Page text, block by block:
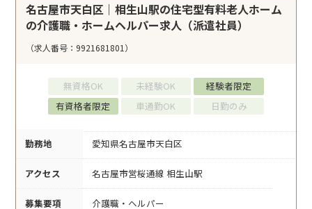
名古屋市天白区｜相生山駅の住宅型有料老人ホーム
の介護職・ホームヘルパー求人（派遣社員）
（求人番号：9921681801）
無資格OK 未経験OK
経験者限定
有資格者限定
車通勤OK 日勤のみ
勤務地 愛知県名古屋市天白区
アクセス 名古屋市営桜通線 相生山駅
募集要項 介護職・ヘルパー